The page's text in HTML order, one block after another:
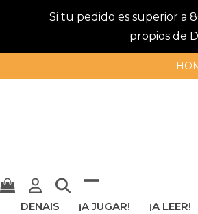
Si tu pedido es superior a
propios de
Mostrar
Cerrar
DENAIS ¡A JUGAR! ¡A LEER!